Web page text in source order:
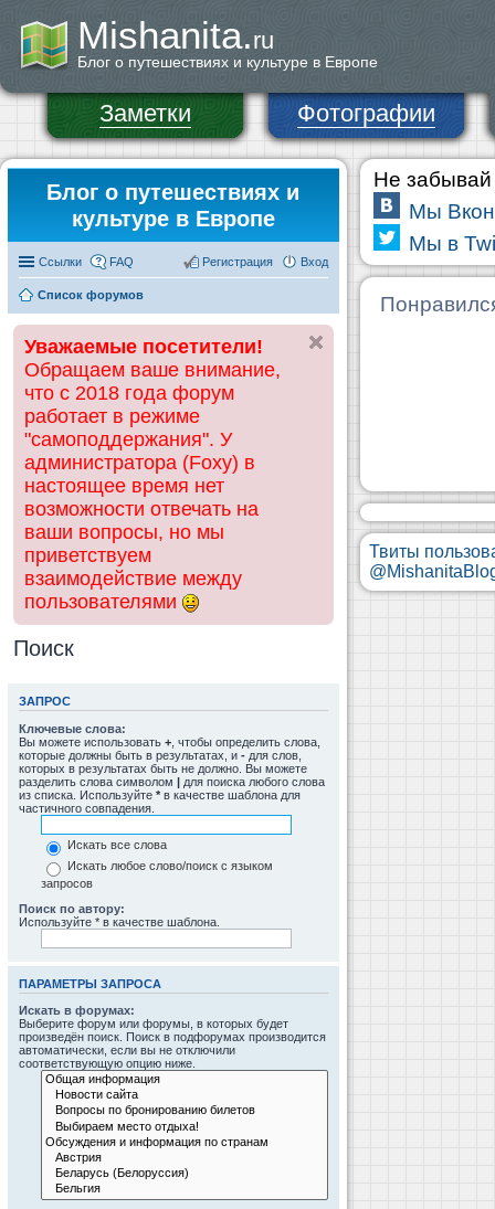
Mishanita.ru
Блог о путешествиях и культуре в Европе
Заметки Фотографии
Блог о путешествиях и
культуре в Европе
Ссылки FAQ Вход
Регистрация
Список форумов
Уважаемые посетители!
Обращаем ваше внимание,
что с 2018 года форум
работает в режиме
"самоподдержания". У
администратора (Foxy) в
настоящее время нет
возможности отвечать на
ваши вопросы, но мы
приветствуем
взаимодействие между
пользователями
Поиск
ЗАПРОС
Ключевые слова:
Вы можете использовать + , чтобы определить слова,
которые должны быть в результатах, и - для слов,
которых в результатах быть не должно. Вы можете
разделить слова символом | для поиска любого слова
из списка. Используйте * в качестве шаблона для
частичного совпадения.
Искать все слова
Искать любое слово/поиск с языком
запросов
Поиск по автору:
Используйте * в качестве шаблона.
ПАРАМЕТРЫ ЗАПРОСА
Искать в форумах:
Выберите форум или форумы, в которых будет
произведён поиск. Поиск в подфорумах производится
автоматически, если вы не отключили
соответствующую опцию ниже.
Не забывай
Мы
Мы в
Твиты